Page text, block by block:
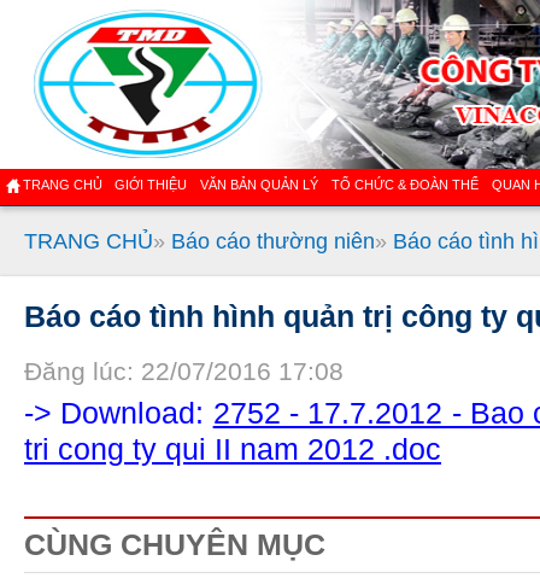
TRANG CHỦ GIỚI THIỆU VĂN BẢN QUẢN LÝ TỔ CHỨC & ĐOÀN THỂ QUAN
TRANG CHỦ» Báo cáo thường niên» Báo cáo tình
Báo cáo tình hình quản trị công ty
Đăng lúc: 22/07/2016 17:08
-> Download: 2752 - 17.7.2012 - Bao
tri cong ty qui II nam 2012 .doc
CÙNG CHUYÊN MỤC